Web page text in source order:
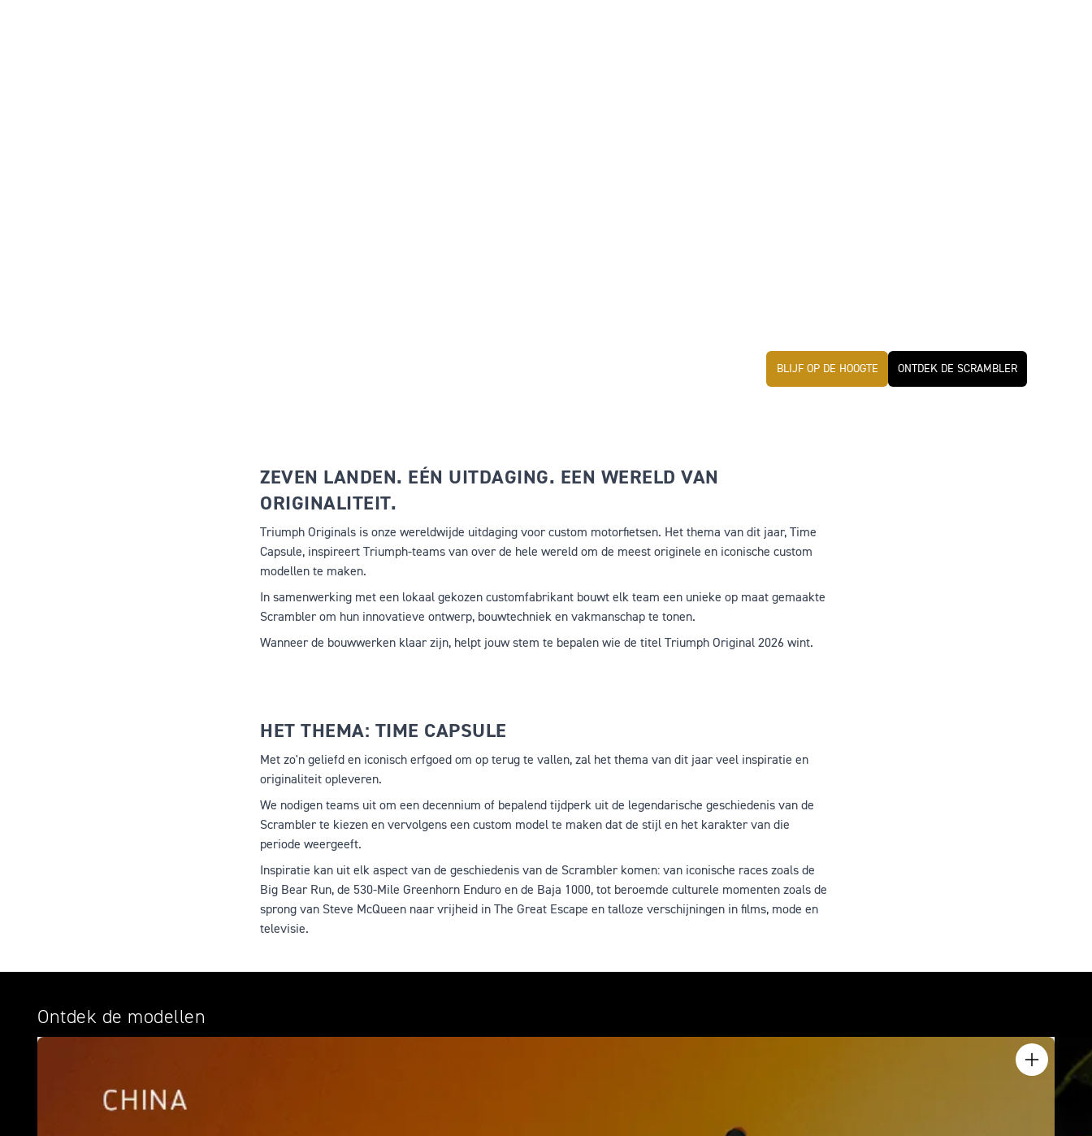
BLIJF OP DE HOOGTE ONTDEK DE SCRAMBLER
ZEVEN LANDEN. EÉN UITDAGING. EEN WERELD VAN
ORIGINALITEIT.
Triumph Originals is onze wereldwijde uitdaging voor custom motorfietsen. Het thema van dit jaar, Time
Capsule, inspireert Triumph-teams van over de hele wereld om de meest originele en iconische custom
modellen te maken.
In samenwerking met een lokaal gekozen customfabrikant bouwt elk team een unieke op maat gemaakte
Scrambler om hun innovatieve ontwerp, bouwtechniek en vakmanschap te tonen.
Wanneer de bouwwerken klaar zijn, helpt jouw stem te bepalen wie de titel Triumph Original 2026 wint.
HET THEMA: TIME CAPSULE
Met zo'n geliefd en iconisch erfgoed om op terug te vallen, zal het thema van dit jaar veel inspiratie en
originaliteit opleveren.
We nodigen teams uit om een decennium of bepalend tijdperk uit de legendarische geschiedenis van de
Scrambler te kiezen en vervolgens een custom model te maken dat de stijl en het karakter van die
periode weergeeft.
Inspiratie kan uit elk aspect van de geschiedenis van de Scrambler komen: van iconische races zoals de
Big Bear Run, de 530-Mile Greenhorn Enduro en de Baja 1000, tot beroemde culturele momenten zoals de
sprong van Steve McQueen naar vrijheid in The Great Escape en talloze verschijningen in films, mode en
televisie.
Ontdek de modellen